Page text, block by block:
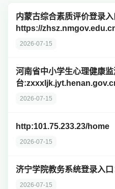
内蒙古综合素质评价登录入
https://
2026-07-15
河南省中小学生心理健康
台
2026-07-15
http:101.75.233.23/home
2026-07-15
济宁学院教务系统登录入
2026-07-15